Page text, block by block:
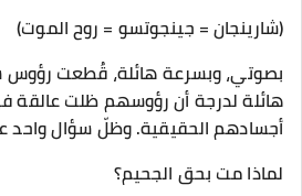
(شارينجان = جينجوتسو = روح الموت)
بصوتي، وبسرعة هائلة، قُطعت
هائلة لدرجة أن رؤوسهم ظلت عالقة
أجسادهم الحقيقية. وظلّ سؤال واحد
لماذا مت بحق الجحيم؟